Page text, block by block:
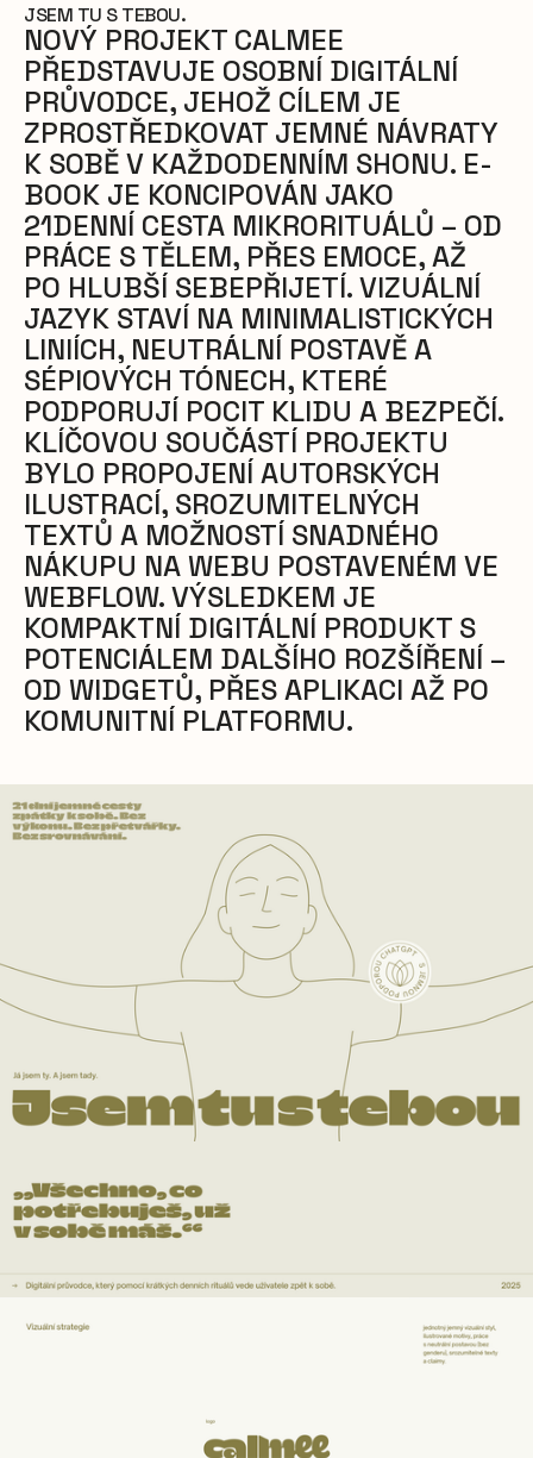
JSEM TU S TEBOU.
NOVÝ PROJEKT CALMEE
PŘEDSTAVUJE OSOBNÍ DIGITÁLNÍ
PRŮVODCE, JEHOŽ CÍLEM JE
ZPROSTŘEDKOVAT JEMNÉ NÁVRATY
K SOBĚ V KAŽDODENNÍM SHONU. E-
BOOK JE KONCIPOVÁN JAKO
21DENNÍ CESTA MIKRORITUÁLŮ – OD
PRÁCE S TĚLEM, PŘES EMOCE, AŽ
PO HLUBŠÍ SEBEPŘIJETÍ. VIZUÁLNÍ
JAZYK STAVÍ NA MINIMALISTICKÝCH
LINIÍCH, NEUTRÁLNÍ POSTAVĚ A
SÉPIOVÝCH TÓNECH, KTERÉ
PODPORUJÍ POCIT KLIDU A BEZPEČÍ.
KLÍČOVOU SOUČÁSTÍ PROJEKTU
BYLO PROPOJENÍ AUTORSKÝCH
ILUSTRACÍ, SROZUMITELNÝCH
TEXTŮ A MOŽNOSTÍ SNADNÉHO
NÁKUPU NA WEBU POSTAVENÉM VE
WEBFLOW. VÝSLEDKEM JE
KOMPAKTNÍ DIGITÁLNÍ PRODUKT S
POTENCIÁLEM DALŠÍHO ROZŠÍŘENÍ –
OD WIDGETŮ, PŘES APLIKACI AŽ PO
KOMUNITNÍ PLATFORMU.